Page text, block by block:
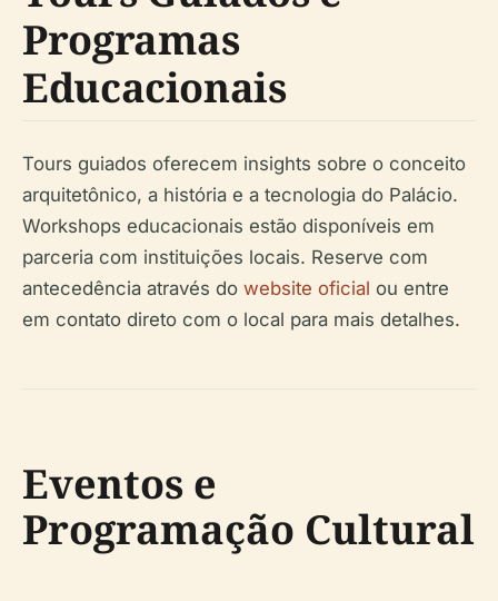
Programas
Educacionais
Tours guiados oferecem insights sobre o conceito
arquitetônico, a história e a tecnologia do Palácio.
Workshops educacionais estão disponíveis em
parceria com instituições locais. Reserve com
antecedência através do website oficial ou entre
em contato direto com o local para mais detalhes.
Eventos e
Programação Cultural